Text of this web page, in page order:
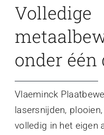
Volledige
onder één
Vlaeminck
lasersnijden,
volledig in het eigen